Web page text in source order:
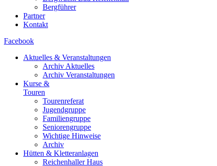
Bergführer
Partner
Kontakt
Facebook
Aktuelles & Veranstaltungen
Archiv Aktuelles
Archiv Veranstaltungen
Kurse &
Touren
Tourenreferat
Jugendgruppe
Familiengruppe
Seniorengruppe
Wichtige Hinweise
Archiv
Hütten & Kletteranlagen
Reichenhaller Haus